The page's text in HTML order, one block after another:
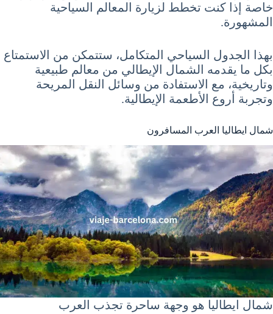
خاصة إذا كنت تخطط لزيارة المعالم السياحية
المشهورة.
بهذا الجدول السياحي المتكامل، ستتمكن من الاستمتاع
بكل ما يقدمه الشمال الإيطالي من معالم طبيعية
وتاريخية، مع الاستفادة من وسائل النقل المريحة
وتجربة أروع الأطعمة الإيطالية.
شمال ايطاليا العرب المسافرون
شمال ايطاليا هو وجهة ساحرة تجذب العرب